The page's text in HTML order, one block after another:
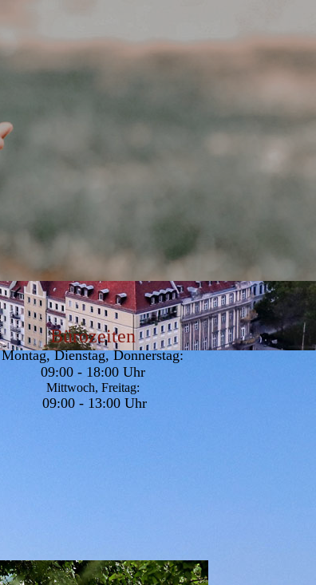
Bürozeiten
Montag, Dienstag, Donnerstag:
09:00 - 18:00 Uhr
Mittwoch, Freitag:
09:00 - 13:00 Uhr